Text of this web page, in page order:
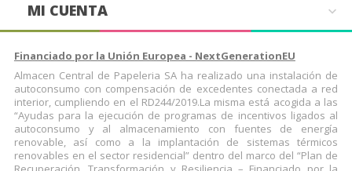
MI CUENTA 
Financiado por la Unión Europea - NextGenerationEU
Almacen Central de Papeleria SA ha realizado una instalación de
autoconsumo con compensación de excedentes conectada a red
interior, cumpliendo en el RD244/2019.La misma está acogida a las
“Ayudas para la ejecución de programas de incentivos ligados al
autoconsumo y al almacenamiento con fuentes de energía
renovable, así como a la implantación de sistemas térmicos
renovables en el sector residencial” dentro del marco del “Plan de